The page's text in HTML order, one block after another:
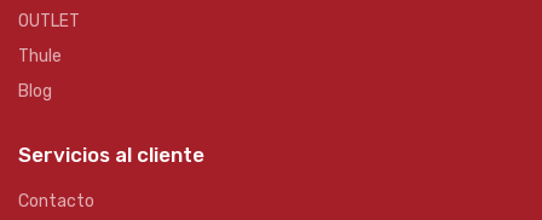
OUTLET
Thule
Blog
Servicios al cliente
Contacto